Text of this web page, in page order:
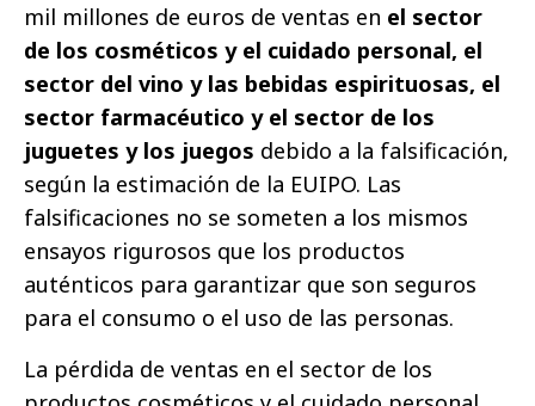
mil millones de euros de ventas en el sector
de los cosméticos y el cuidado personal, el
sector del vino y las bebidas espirituosas, el
sector farmacéutico y el sector de los
juguetes y los juegos debido a la falsificación,
según la estimación de la EUIPO. Las
falsificaciones no se someten a los mismos
ensayos rigurosos que los productos
auténticos para garantizar que son seguros
para el consumo o el uso de las personas.
La pérdida de ventas en el sector de los